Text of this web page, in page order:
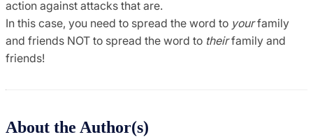
action against attacks that are.
In this case, you need to spread the word to yourfamily
and friends NOT to spread the word to theirfamily and
friends!
About the Author(s)